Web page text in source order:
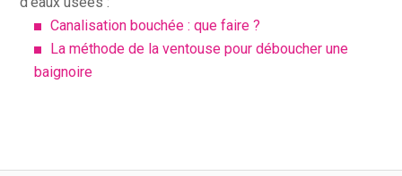
Canalisation bouchée : que faire ?
La méthode de la ventouse pour déboucher une
baignoire